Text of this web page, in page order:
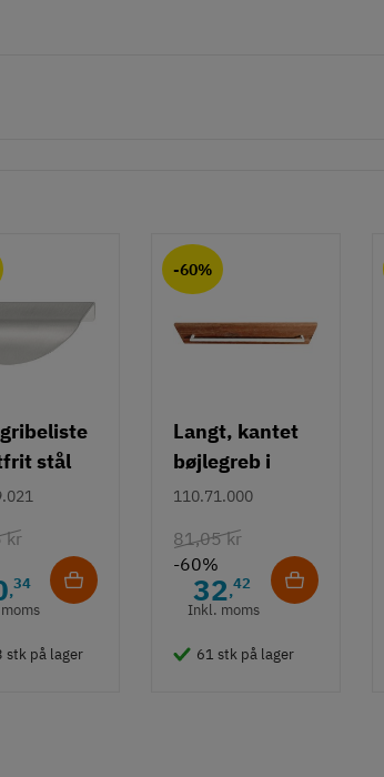
stål
kr
,34
stk på lager
-60%
Langt, kantet
bøjlegreb i
rustfrit stål m/
- 490 mm
110.71.000
81,05 kr
-60%
32,42
Inkl. moms
61 stk på lager